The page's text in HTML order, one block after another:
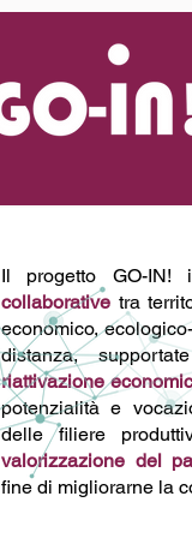
Il progetto GO-IN!
collaborative tra
economico,
distanza,
riattivazione
potenzialità e
delle filiere
valorizzazione del
fine di migliorarne la